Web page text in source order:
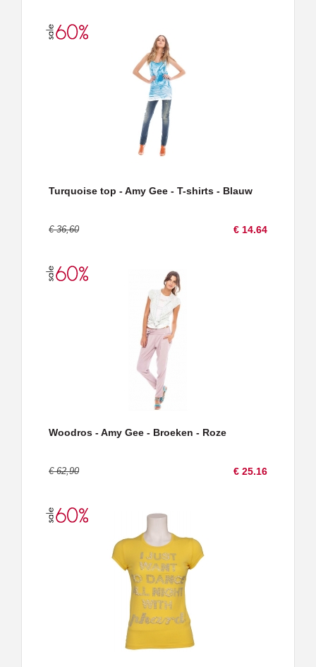
Turquoise top - Amy Gee - T-shirts - Blauw
€ 36,60 € 14.64
Woodros - Amy Gee - Broeken - Roze
€ 62,90 € 25.16